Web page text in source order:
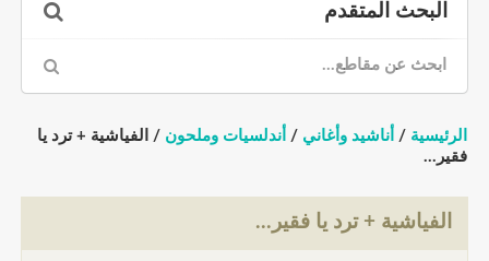
البحث المتقدم
الرئيسية / أناشيد وأغاني / أندلسيات وملحون / الفياشية + ترد يا
فقير...
الفياشية + ترد يا فقير...